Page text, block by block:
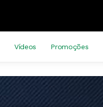
Vídeos Promoções